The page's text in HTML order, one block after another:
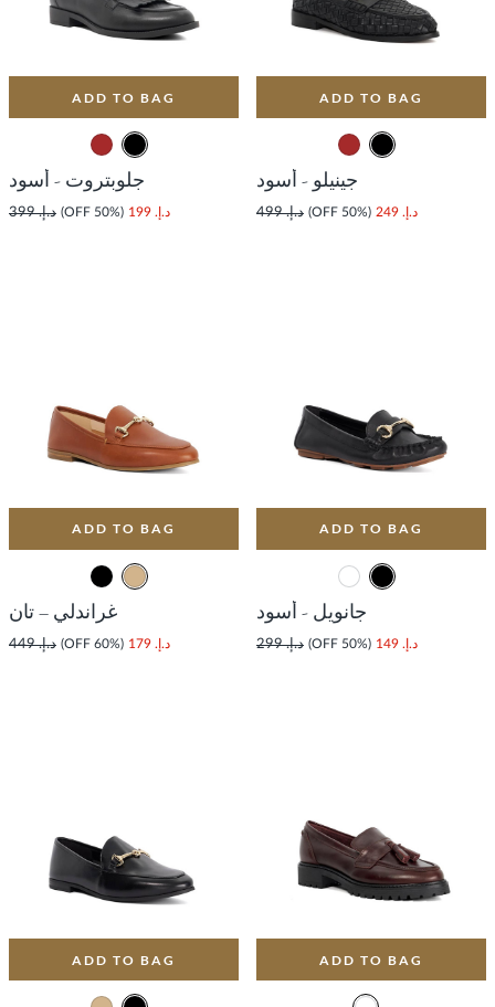
ADD TO BAG
جينيلو - أسود
د.إ. 249 (50% OFF) د.إ. 499
ADD TO BAG
جلوبتروت - أسود
د.إ. 199 (50% OFF) د.إ. 399
ADD TO BAG
جانويل - أسود
د.إ. 149 (50% OFF) د.إ. 299
ADD TO BAG
غراندلي – تان
د.إ. 179 (60% OFF) د.إ. 449
ADD TO BAG
ADD TO BAG